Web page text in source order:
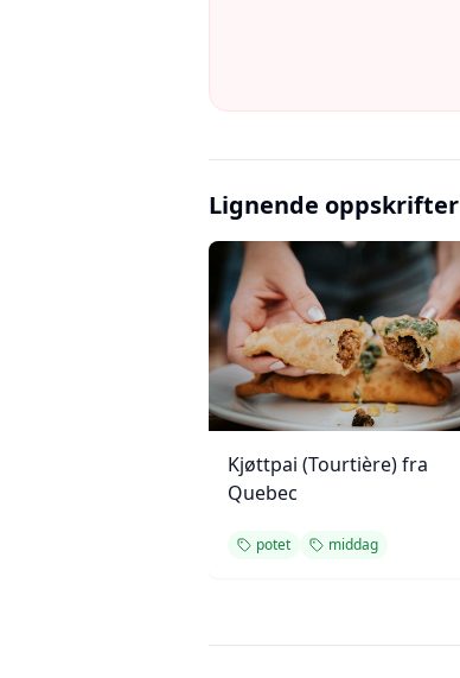
Lignende oppskrifter
Kjøttpai (Tourtière) fra
Quebec
potet middag